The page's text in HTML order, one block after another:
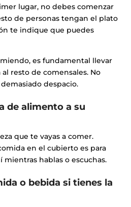
lugar, no debes comenzar
de personas tengan el plato
te indique que puedes
es fundamental llevar
al resto de comensales. No
despacio.
de alimento a su
que te vayas a comer.
en el cubierto es para
hablas o escuchas.
o bebida si tienes la